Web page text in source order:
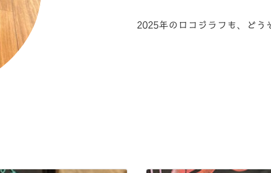
2025年のロコジラフも、どう